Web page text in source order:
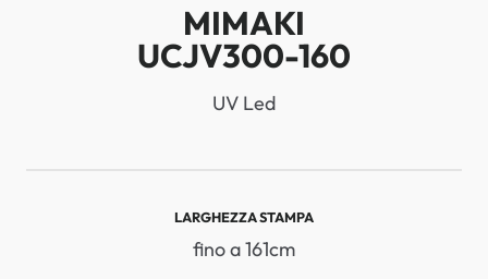
MIMAKI
UCJV300-160
UV Led
LARGHEZZA STAMPA
fino a 161cm